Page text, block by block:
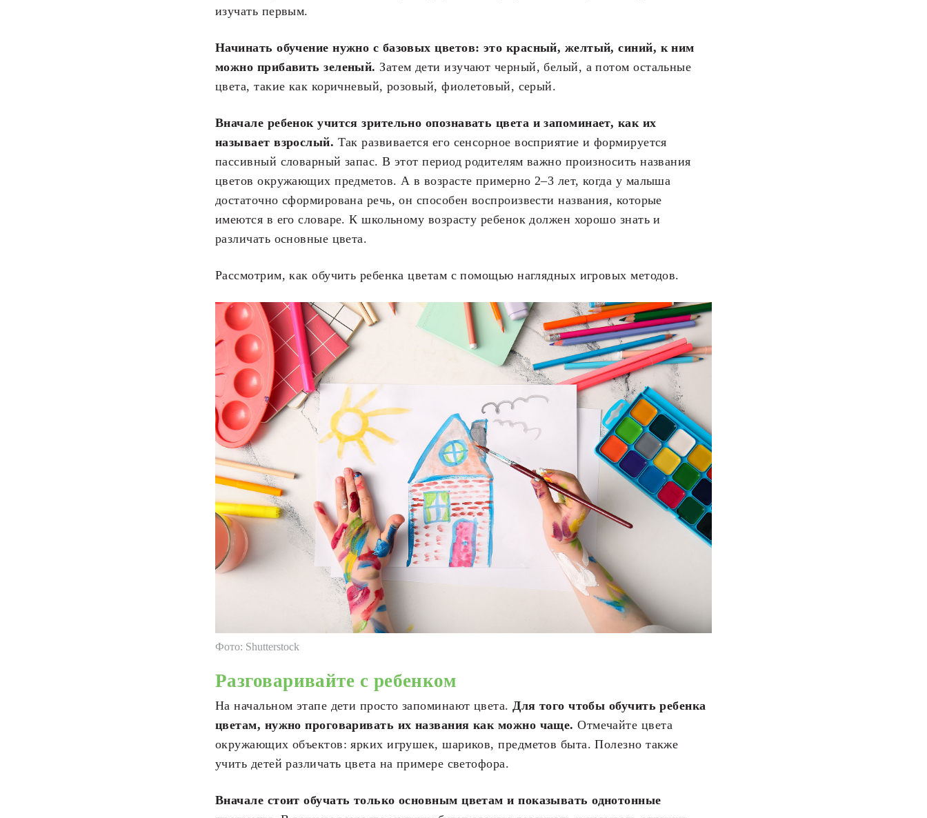
изучать первым.
Начинать обучение нужно с базовых цветов: это красный, желтый, синий, к ним
можно прибавить зеленый. Затем дети изучают черный, белый, а потом остальные
цвета, такие как коричневый, розовый, фиолетовый, серый.
Вначале ребенок учится зрительно опознавать цвета и запоминает, как их
называет взрослый. Так развивается его сенсорное восприятие и формируется
пассивный словарный запас. В этот период родителям важно произносить названия
цветов окружающих предметов. А в возрасте примерно 2–3 лет, когда у малыша
достаточно сформирована речь, он способен воспроизвести названия, которые
имеются в его словаре. К школьному возрасту ребенок должен хорошо знать и
различать основные цвета.
Рассмотрим, как обучить ребенка цветам с помощью наглядных игровых методов.
Фото: Shutterstock
Разговаривайте с ребенком
На начальном этапе дети просто запоминают цвета.Для того чтобы обучить ребенка
цветам, нужно проговаривать их названия как можно чаще. Отмечайте цвета
окружающих объектов: ярких игрушек, шариков, предметов быта. Полезно также
учить детей различать цвета на примере светофора.
Вначале стоит обучать только основным цветам и показывать однотонные